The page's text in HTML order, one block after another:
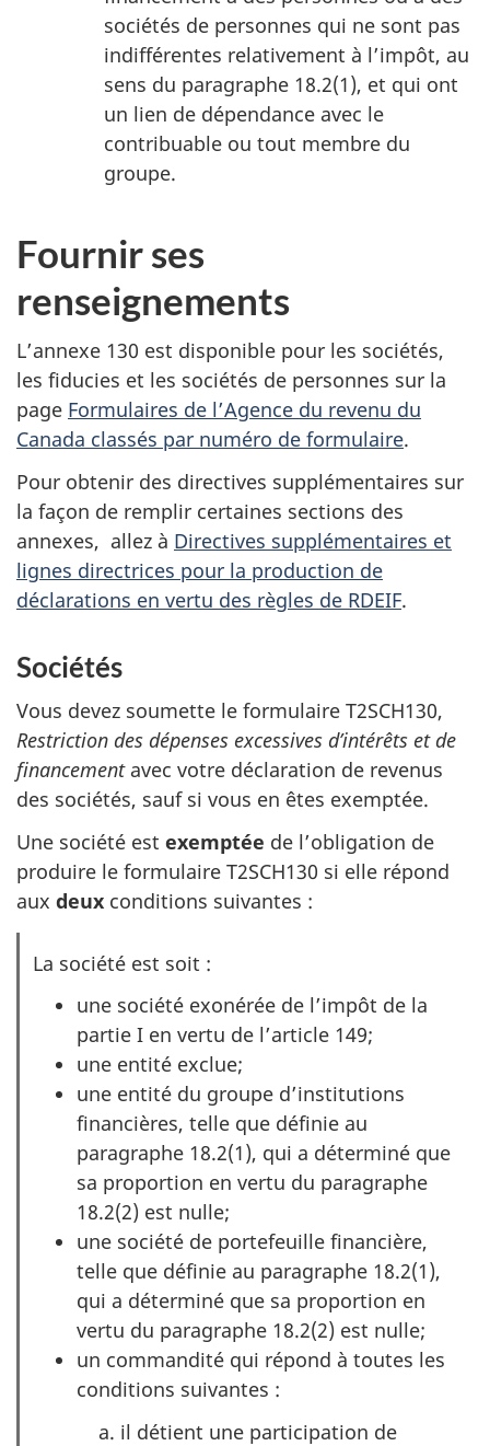
sociétés de personnes qui ne sont pas
indifférentes relativement à l’impôt, au
sens du paragraphe 18.2(1), et qui ont
un lien de dépendance avec le
contribuable ou tout membre du
groupe.
Fournir ses
renseignements
L’annexe 130 est disponible pour les sociétés,
les fiducies et les sociétés de personnes sur la
page Formulaires de l’Agence du revenu du
Canada classés par numéro de formulaire.
Pour obtenir des directives supplémentaires sur
la façon de remplir certaines sections des
annexes, allez à Directives supplémentaires et
lignes directrices pour la production de
déclarations en vertu des règles de RDEIF.
Sociétés
Vous devez soumette le formulaire T2SCH130,
Restriction des dépenses excessives d’intérêts et de
financementavec votre déclaration de revenus
des sociétés, sauf si vous en êtes exemptée.
Une société est exemptée de l’obligation de
produire le formulaire T2SCH130 si elle répond
aux deux conditions suivantes :
La société est soit :
une société exonérée de l’impôt de la
partie I en vertu de l’article 149;
une entité exclue;
une entité du groupe d’institutions
financières, telle que définie au
paragraphe 18.2(1), qui a déterminé que
sa proportion en vertu du paragraphe
18.2(2) est nulle;
une société de portefeuille financière,
telle que définie au paragraphe 18.2(1),
qui a déterminé que sa proportion en
vertu du paragraphe 18.2(2) est nulle;
un commandité qui répond à toutes les
conditions suivantes :
il détient une participation de